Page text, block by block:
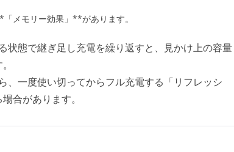
メモリー効果」**があります。
状態で継ぎ足し充電を繰り返すと、見かけ上の容量
、一度使い切ってからフル充電する「リフレッシ
合があります。